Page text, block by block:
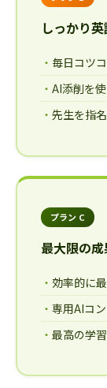
しっかり
毎日コツ
AI添削を
先生を指
プラン C
最大限の
効率的に
専用AIコ
最高の学